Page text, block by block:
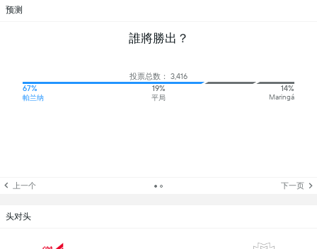
预测
誰將勝出？
投票总数： 3,416
67%
帕兰纳
19%
平局
14%
Maringá
上一个 下一页
头对头